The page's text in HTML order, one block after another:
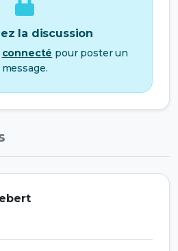
la discussion
connecté pour poster un
message.